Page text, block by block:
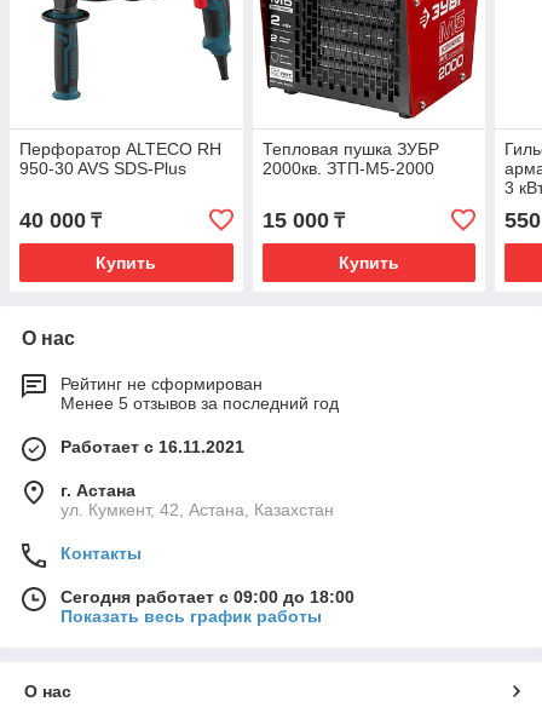
Перфоратор ALTECO RH
950-30 AVS SDS-Plus
40 000 ₸
Купить
Тепловая пушка ЗУБР
2000кв. ЗТП-М5-2000
15 000₸
Купить
3
О нас
Рейтинг не сформирован
Менее 5 отзывов за последний год
Работает с 16.11.2021
г. Астана
ул. Кумкент, 42, Астана, Казахстан
Контакты
Сегодня работает с 09:00 до 18:00
Показать весь график работы
О нас